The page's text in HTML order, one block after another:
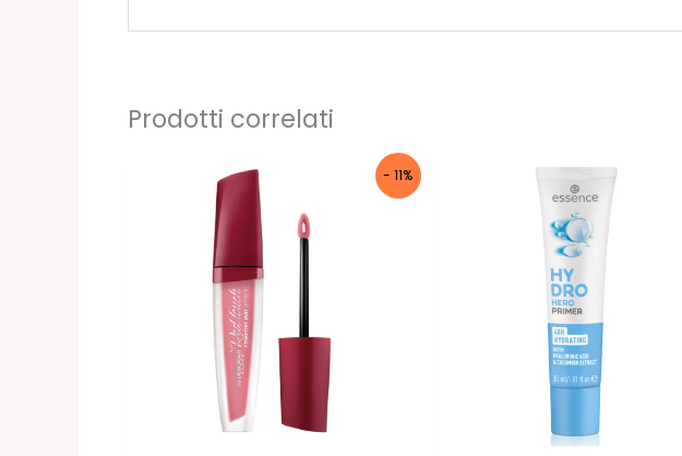
Prodotti correlati
- 11%
esclusivo e
Autorizzo il
Non inviamo
sulla privacy